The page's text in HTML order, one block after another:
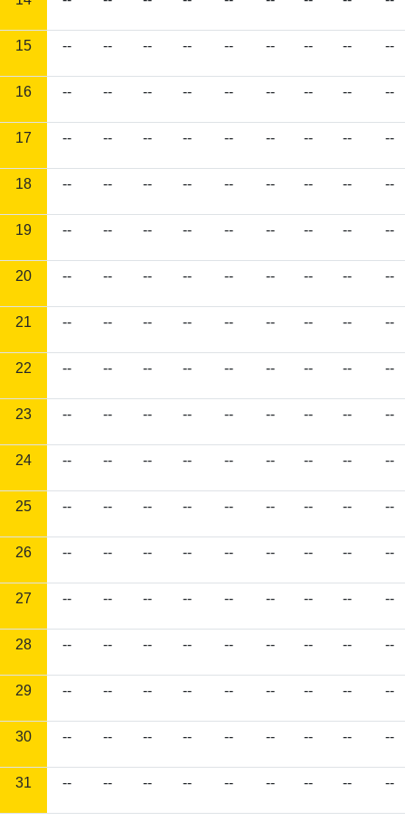
15 -- -- -- -- -- -- -- -- --
16 -- -- -- -- -- -- -- -- --
17 -- -- -- -- -- -- -- -- --
18 -- -- -- -- -- -- -- -- --
19 -- -- -- -- -- -- -- -- --
20 -- -- -- -- -- -- -- -- --
21 -- -- -- -- -- -- -- -- --
22 -- -- -- -- -- -- -- -- --
23 -- -- -- -- -- -- -- -- --
24 -- -- -- -- -- -- -- -- --
25 -- -- -- -- -- -- -- -- --
26 -- -- -- -- -- -- -- -- --
27 -- -- -- -- -- -- -- -- --
28 -- -- -- -- -- -- -- -- --
29 -- -- -- -- -- -- -- -- --
30 -- -- -- -- -- -- -- -- --
31 -- -- -- -- -- -- -- -- --